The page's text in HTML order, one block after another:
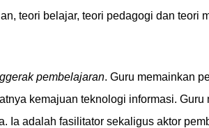
teori belajar, teori pedagogi dan teori
pembelajaran. Guru memainkan
kemajuan teknologi informasi.
Ia adalah fasilitator sekaligus aktor